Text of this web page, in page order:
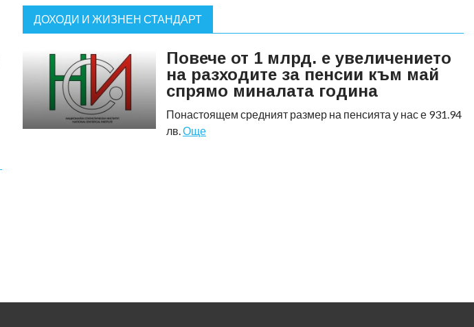
ДОХОДИ И ЖИЗНЕН СТАНДАРТ
Повече от 1 млрд. е увеличението
на разходите за пенсии към май
спрямо миналата година
Понастоящем средният размер на пенсията у нас е 931.94
лв.Още